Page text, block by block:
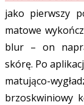
jako pierwszy
matowe
blur – on
skórę. Po
matująco-
brzoskwiniowy